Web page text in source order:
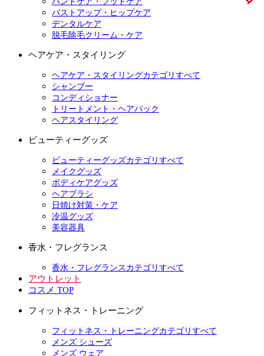
バストアップ・ヒップケア
デンタルケア
脱毛除毛クリーム・ケア
ヘアケア・スタイリング
ヘアケア・スタイリングカテゴリすべて
シャンプー
コンディショナー
トリートメント・ヘアパック
ヘアスタイリング
ビューティーグッズ
ビューティーグッズカテゴリすべて
メイクグッズ
ボディケアグッズ
ヘアブラシ
日焼け対策・ケア
冷温グッズ
美容器具
香水・フレグランス
香水・フレグランスカテゴリすべて
アウトレット
コスメ TOP
フィットネス・トレーニング
フィットネス・トレーニングカテゴリすべて
メンズ シューズ
メンズ ウェア